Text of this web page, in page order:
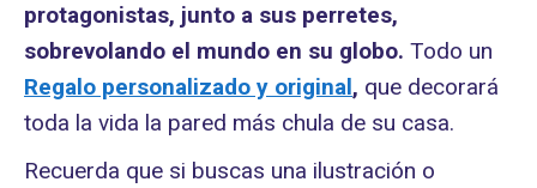
protagonistas, junto a sus perretes,
sobrevolando el mundo en su globo. Todo un
Regalo personalizado y original, que decorará
toda la vida la pared más chula de su casa.
Recuerda que si buscas una ilustración o